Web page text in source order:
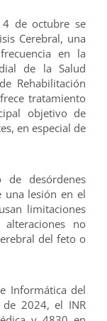
de octubre se
Cerebral, una
en la
de la Salud
Rehabilitación
tratamiento
objetivo de
en especial de
desórdenes
una lesión en el
limitaciones
no
del feto o
Informática del
2024, el INR